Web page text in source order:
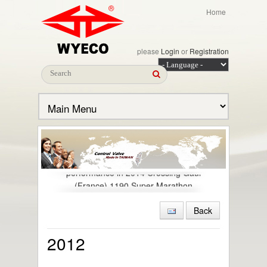
Home
please Login or Registration
Congratulations! To the excellent
performance in 2014 Crossing Gaul
(France) 1190 Super Marathon
2014 Xây nhà máy mới ở Mai Liao
2013.04.30 Nhận được chứng nhận ISO
15848-1 (Organic Compounds Emissions-
Back
2012